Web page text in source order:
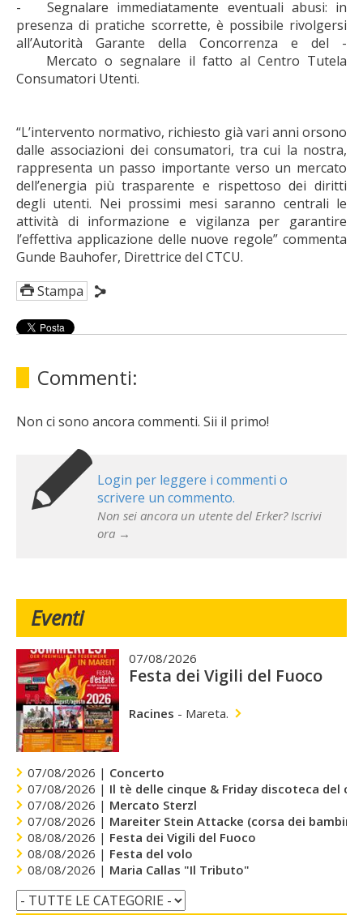
-
Segnalare immediatamente eventuali abusi: in
presenza di pratiche scorrette, è possibile rivolgersi
all’Autorità Garante della Concorrenza e del -
Mercato o segnalare il fatto al Centro Tutela
Consumatori Utenti.
“L’intervento normativo, richiesto già vari anni orsono
dalle associazioni dei consumatori, tra cui la nostra,
rappresenta un passo importante verso un mercato
dell’energia più trasparente e rispettoso dei diritti
degli utenti. Nei prossimi mesi saranno centrali le
attività di informazione e vigilanza per garantire
l’effettiva applicazione delle nuove regole” commenta
Gunde Bauhofer, Direttrice del CTCU.
Stampa
Commenti:
Non ci sono ancora commenti. Sii il primo!
Login per leggere i commenti o
scrivere un commento.
Non sei ancora un utente del Erker? Iscrivi
ora →
Eventi
07/08/2026
Festa dei Vigili del Fuoco
Racines - Mareta.
07/08/2026 | Concerto
07/08/2026 | Il tè delle cinque & Friday discoteca del
07/08/2026 | Mercato Sterzl
07/08/2026 | Mareiter Stein Attacke (corsa dei bambini)
08/08/2026 | Festa dei Vigili del Fuoco
08/08/2026 | Festa del volo
08/08/2026 | Maria Callas "Il Tributo"